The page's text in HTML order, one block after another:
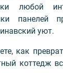
любой
панелей
уют.
как
коттедж